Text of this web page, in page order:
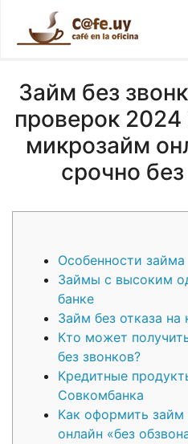
Займ без
проверок
микрозайм
срочно
Особенности займа
Займы с высоким
банке
Займ без отказа на
Кто может
без звонков?
Кредитные
Совкомбанка
Как оформить займ
онлайн «без